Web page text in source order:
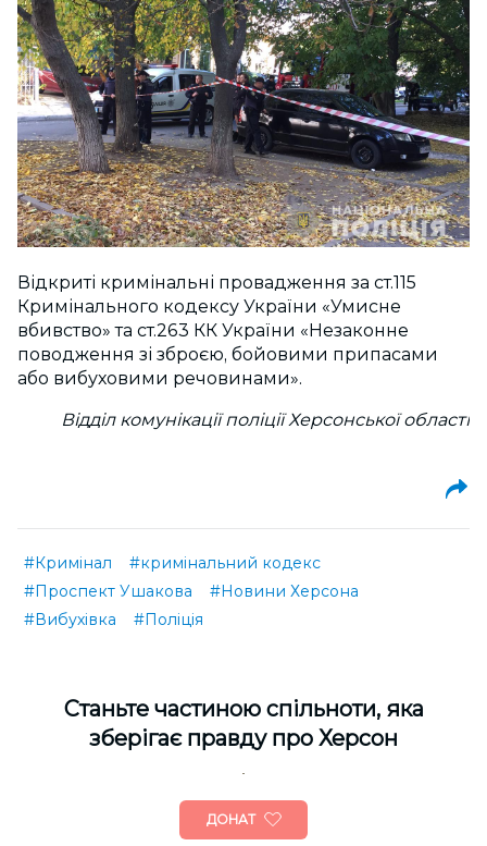
Відкриті кримінальні провадження за ст.115
Кримінального кодексу України «Умисне
вбивство» та ст.263 КК України «Незаконне
поводження зі зброєю, бойовими припасами
або вибуховими речовинами».
Відділ комунікації поліції Херсонської області
#Кримінал
#кримінальний кодекс
#Проспект Ушакова
#Новини Херсона
#Вибухівка
#Поліція
Cтаньте частиною спільноти, яка
зберігає правду про Херсон
ДОНАТ